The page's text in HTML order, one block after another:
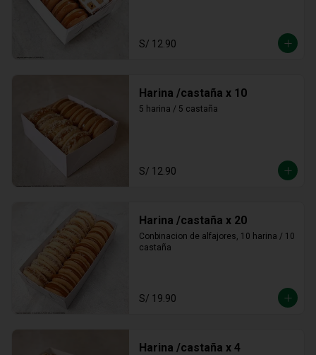
S/ 12.90
Harina /castaña x 10
5 harina / 5 castaña
S/ 12.90
Harina /castaña x 20
Conbinacion de alfajores, 10 harina / 10
castaña
S/ 19.90
Harina /castaña x 4